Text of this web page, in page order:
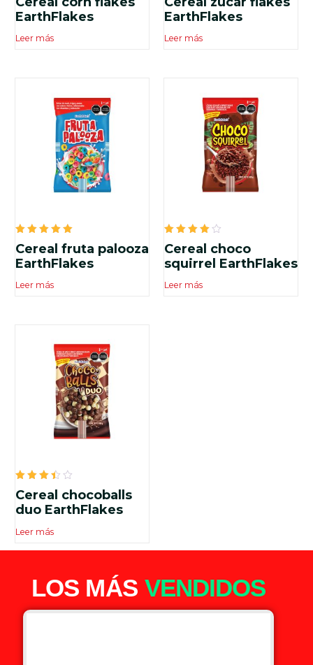
en
5.00
de 5
EarthFlakes
Leer más
en
5.00
de 5
EarthFlakes
Leer más
Valorado
en
5.00
de 5
Cereal fruta palooza
EarthFlakes
Leer más
Valorado
en
4.00
de 5
Cereal choco
squirrel EarthFlakes
Leer más
Valorado
en
3.50
de 5
Cereal chocoballs
duo EarthFlakes
Leer más
LOS MÁS VENDIDOS